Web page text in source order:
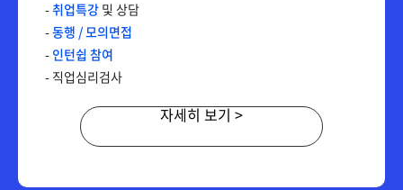
다다익선
청소년복지론
다다익선 150,000원
-취업특강 및 상담
-동행 / 모의면접
- 인턴쉽 참여
- 직업심리검사
자세히 보기 >